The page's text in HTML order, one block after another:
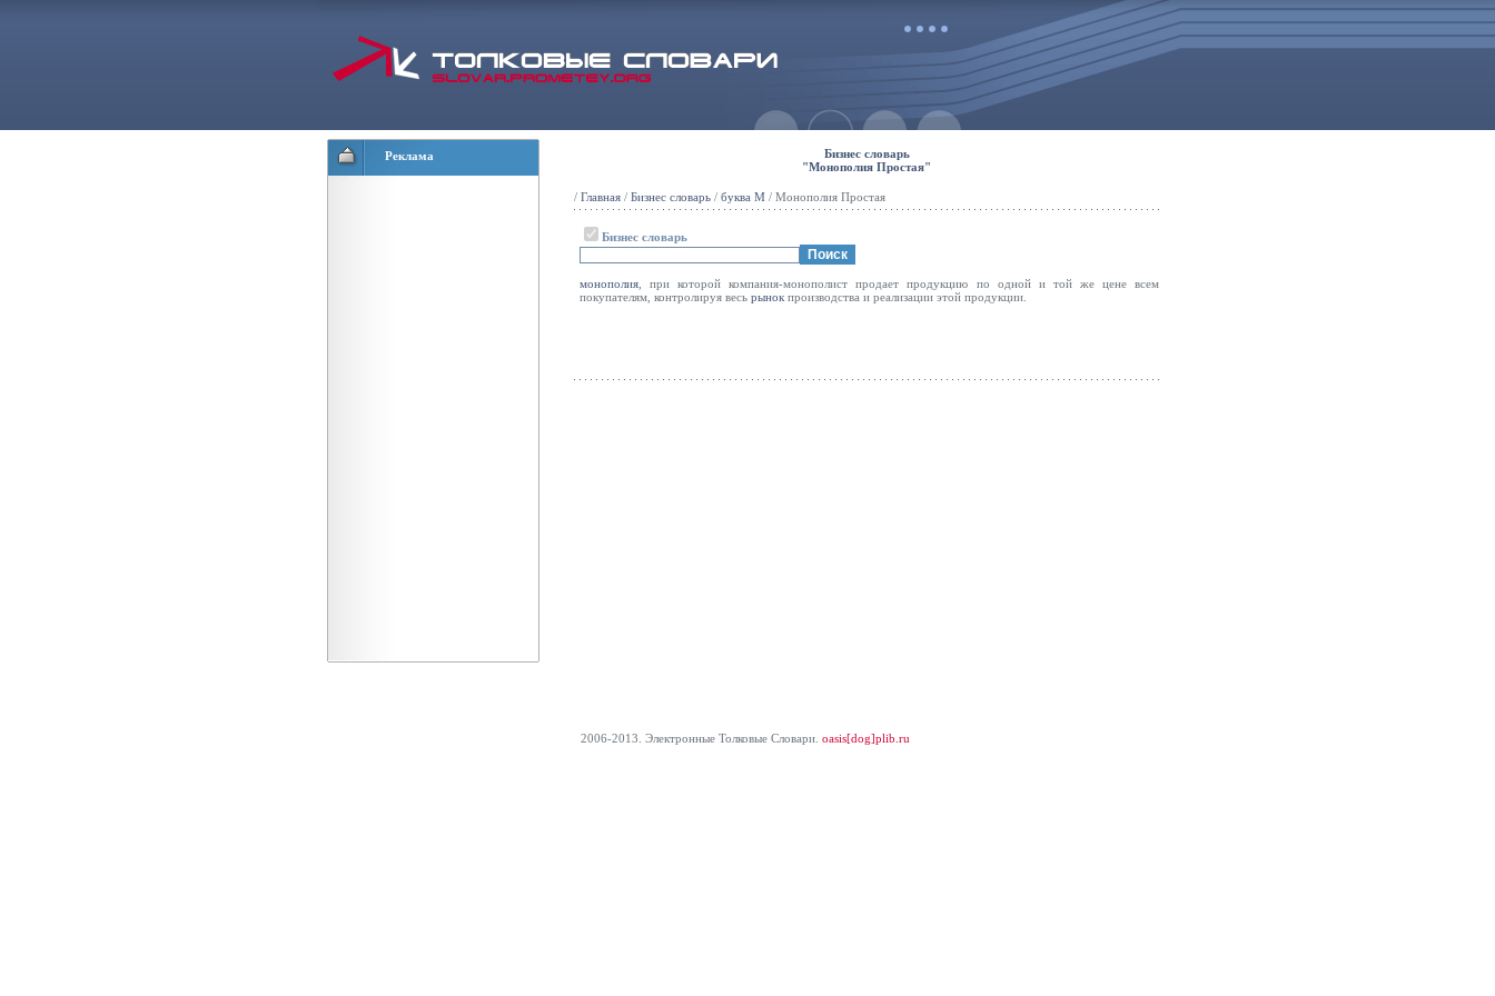
Реклама
Бизнес словарь
"Монополия Простая"
/ Главная / Бизнес словарь / буква М / Монополия Простая
Бизнес словарь
монополия , при которой компания-монополист продает продукцию по одной и той же цене всем
покупателям, контролируя весь рынок производства и реализации этой продукции.
2006-2013. Электронные Толковые Cловари. oasis[dog]plib.ru